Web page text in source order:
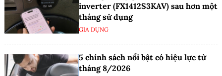
inverter (FX1412S3KAV) sau hơn một
tháng sử dụng
GIA DỤNG
5 chính sách nổi bật có hiệu lực từ
tháng 8/2026